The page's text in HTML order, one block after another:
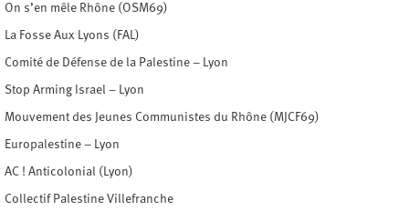
On s’en mêle Rhône (OSM69)
La Fosse Aux Lyons (FAL)
Comité de Défense de la Palestine – Lyon
Stop Arming Israel – Lyon
Mouvement des Jeunes Communistes du Rhône (MJCF69)
Europalestine – Lyon
AC ! Anticolonial (Lyon)
Collectif Palestine Villefranche